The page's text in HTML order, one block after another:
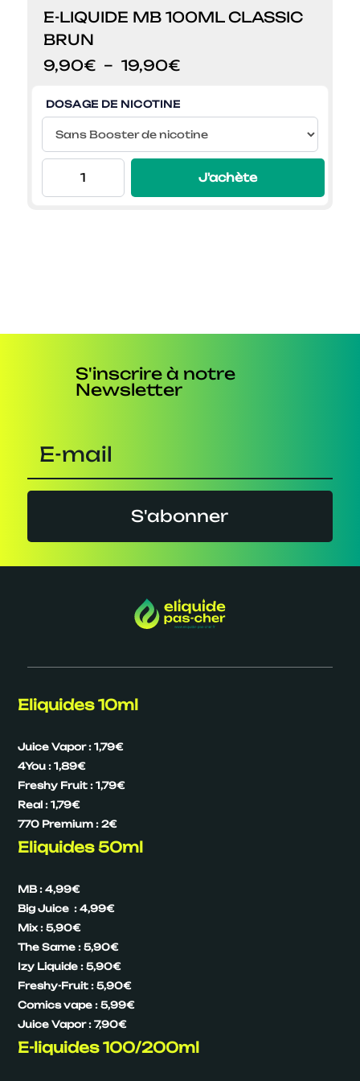
E-LIQUIDE MB 100ML CLASSIC
BRUN
9,90€ – 19,90€Plage
prix :
9,90€
à
19,90€
DOSAGE DE NICOTINE
J'achète
S'inscrire à notre
Newsletter
S'abonner
Eliquides 10ml
Juice Vapor : 1,79€
4You : 1,89€
Freshy Fruit : 1,79€
Real : 1,79€
770 Premium : 2€
Eliquides 50ml
MB : 4,99€
Big Juice : 4,99€
Mix : 5,90€
The Same : 5,90€
Izy Liquide : 5,90€
Freshy-Fruit : 5,90€
Comics vape : 5,99€
Juice Vapor : 7,90€
E-liquides 100/200ml